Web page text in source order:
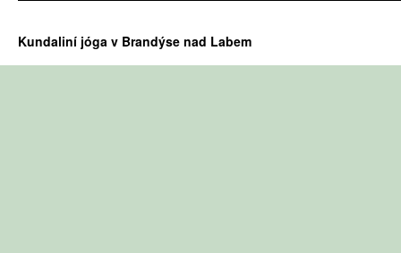
Kundaliní jóga v Brandýse nad Labem